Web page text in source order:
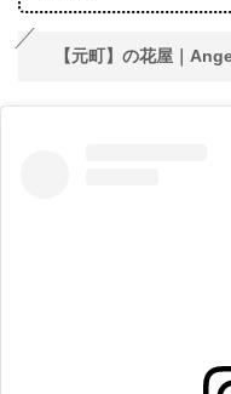
【元町】の花屋｜